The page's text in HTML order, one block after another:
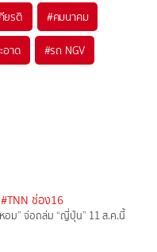
ยรติ #คมนาคม
อาด #รถ NGV
#TNN ช่อง16
อม” จ่อถล่ม “ญี่ปุ่น” 11 ส.ค.นี้